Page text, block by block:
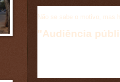
Não se sabe o motivo, mas
"Audiência